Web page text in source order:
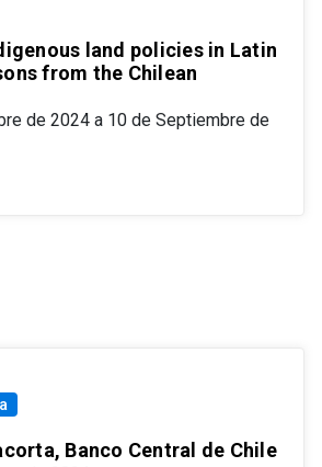
land policies in Latin
from the Chilean
de 2024 a 10 de Septiembre de
Banco Central de Chile